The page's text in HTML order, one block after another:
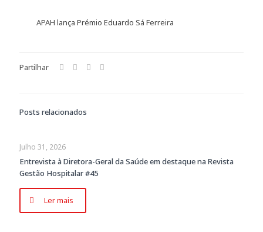
APAH lança Prémio Eduardo Sá Ferreira
Partilhar
Posts relacionados
Julho 31, 2026
Entrevista à Diretora-Geral da Saúde em destaque na Revista
Gestão Hospitalar #45
Ler mais